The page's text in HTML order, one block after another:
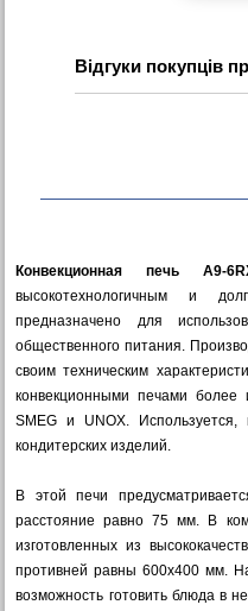
Відгуки покупців
Конвекционная печь А9-
высокотехнологичным и
предназначено для
общественного питания.
своим техническим
конвекционными печами более
SMEG и UNOX.
кондитерских изделий.
В этой печи
расстояние равно 75 мм. В
изготовленных из
противней равны 600х400 мм.
возможность готовить блюда в